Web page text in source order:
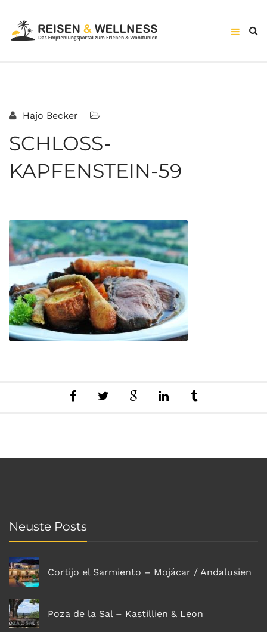
Hajo Becker
SCHLOSS-
KAPFENSTEIN-59
Neuste Posts
Cortijo el Sarmiento – Mojácar / Andalusien
Poza de la Sal – Kastillien & Leon